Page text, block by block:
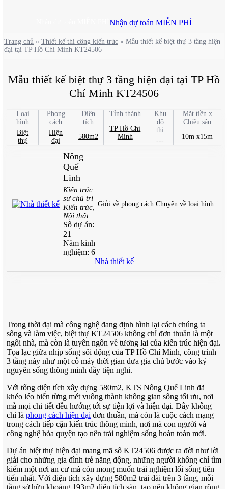
Nhận dự toán MIỄN PHÍ
Trang chủ » Thiết kế thi công kiến trúc » Mẫu thiết kế biệt thự 3 tầng hiện
đại tại TP Hồ Chí Minh KT24506
Mẫu thiết kế biệt thự 3 tầng hiện đại tại TP Hồ
Chí Minh KT24506
Loại
hình
Biệt
thự
Phong
cách
Hiện
đại
Diện
tích
580m2
Tỉnh thành
TP Hồ Chí
Minh
Khu
đô
thị
---
Mặt tiền x
Chiều sâu
10m x15m
Nông
Quế
Linh
Kiến trúc
sư chủ trì
Kiến trúc,
Nội thất
Số dự án:
21
Năm kinh
nghiệm: 6
Giỏi về phong cách:Chuyên về loại hình:
Nhà thiết kế
Trong thời đại mà công nghệ đang định hình lại cách chúng ta
sống và làm việc, biệt thự KT24506 không chỉ đơn thuần là một
ngôi nhà, mà còn là tuyên ngôn về tương lai của kiến trúc hiện đại.
Tọa lạc giữa nhịp sống sôi động của TP Hồ Chí Minh, công trình
3 tầng này như một cỗ máy thời gian đưa gia chủ bước vào kỷ
nguyên sống thông minh đầy tiện nghi.
Với tổng diện tích xây dựng 580m2, KTS Nông Quế Linh đã
khéo léo biến từng mét vuông thành không gian sống tối ưu, nơi
mà mọi chi tiết đều hướng tới sự tiện lợi và hiện đại. Đây không
chỉ là phong cách hiện đại đơn thuần, mà còn là cuộc cách mạng
trong cách tiếp cận kiến trúc thông minh, nơi mà con người và
công nghệ hòa quyện tạo nên trải nghiệm sống hoàn toàn mới.
Dự án biệt thự hiện đại mang mã số KT24506 được ra đời như lời
giải cho những gia đình trẻ năng động, những người không chỉ tìm
kiếm một nơi an cư mà còn mong muốn trải nghiệm lối sống tiên
tiến nhất. Với diện tích xây dựng 580m2 trải dài trên 3 tầng, mỗi
tầng sở hữu khoảng 193m2 diện tích sàn, tạo nên không gian rộng